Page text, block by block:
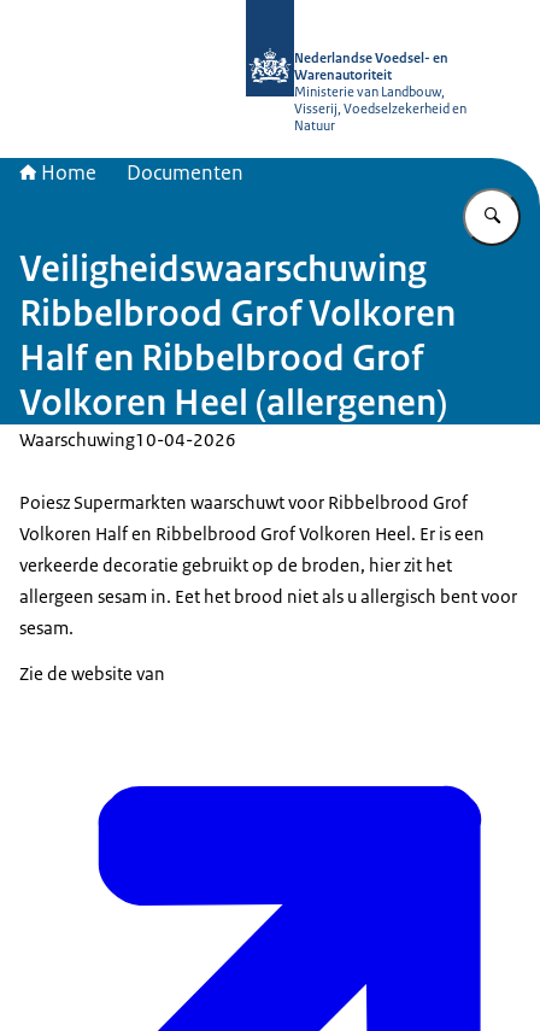
Nederlandse Voedsel- en
Warenautoriteit
Ministerie van Landbouw,
Visserij, Voedselzekerheid en
Natuur
Home Documenten
Veiligheidswaarschuwing
Ribbelbrood Grof Volkoren
Half en Ribbelbrood Grof
Volkoren Heel (allergenen)
Waarschuwing10-04-2026
Poiesz Supermarkten waarschuwt voor Ribbelbrood Grof
Volkoren Half en Ribbelbrood Grof Volkoren Heel. Er is een
verkeerde decoratie gebruikt op de broden, hier zit het
allergeen sesam in. Eet het brood niet als u allergisch bent voor
sesam.
Zie de website van